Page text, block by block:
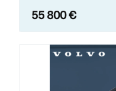
55 800 €